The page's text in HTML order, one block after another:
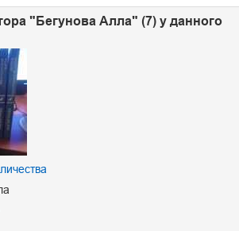
"Бегунова Алла" (7) у данного